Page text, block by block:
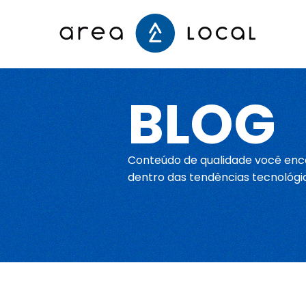
Fale conosco
Serviços
Portfólio
BLOG
Conteúdo de qualidade você
dentro das tendências